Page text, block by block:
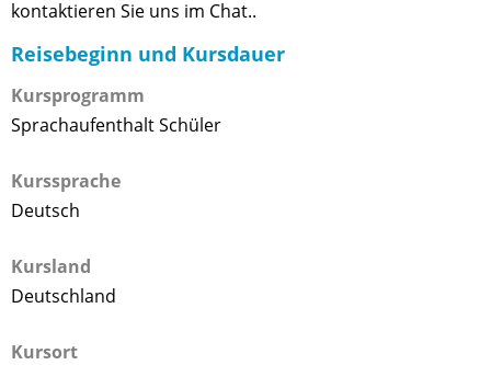
kontaktieren Sie uns im Chat..
Reisebeginn und Kursdauer
Kursprogramm
Sprachaufenthalt Schüler
Kurssprache
Deutsch
Kursland
Deutschland
Kursort